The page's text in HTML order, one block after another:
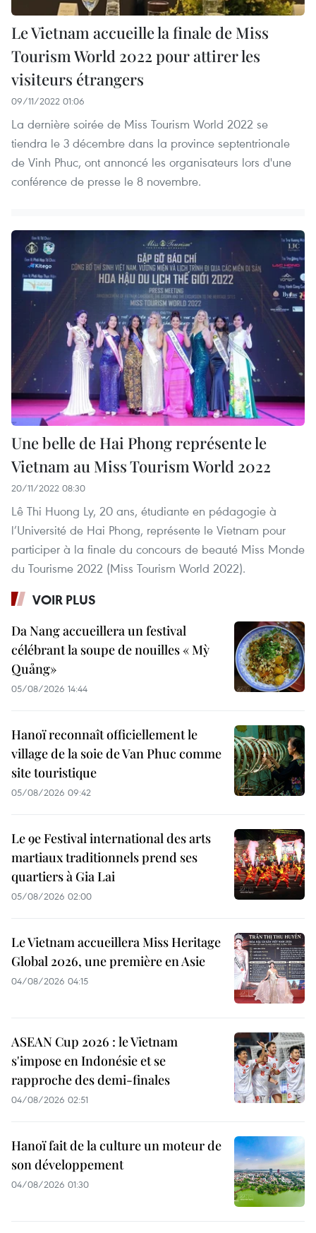
Le Vietnam accueille la finale de Miss
Tourism World 2022 pour attirer les
visiteurs étrangers
09/11/2022 01:06
La dernière soirée de Miss Tourism World 2022 se
tiendra le 3 décembre dans la province septentrionale
de Vinh Phuc, ont annoncé les organisateurs lors d'une
conférence de presse le 8 novembre.
Une belle de Hai Phong représente le
Vietnam au Miss Tourism World 2022
20/11/2022 08:30
Lê Thi Huong Ly, 20 ans, étudiante en pédagogie à
l’Université de Hai Phong, représente le Vietnam pour
participer à la finale du concours de beauté Miss Monde
du Tourisme 2022 (Miss Tourism World 2022).
VOIR PLUS
Da Nang accueillera un festival
célébrant la soupe de nouilles « Mỳ
Quảng»
05/08/2026 14:44
Hanoï reconnaît officiellement le
village de la soie de Van Phuc comme
site touristique
05/08/2026 09:42
Le 9e Festival international des arts
martiaux traditionnels prend ses
quartiers à Gia Lai
05/08/2026 02:00
Le Vietnam accueillera Miss Heritage
Global 2026, une première en Asie
04/08/2026 04:15
ASEAN Cup 2026 : le Vietnam
s'impose en Indonésie et se
rapproche des demi-finales
04/08/2026 02:51
Hanoï fait de la culture un moteur de
son développement
04/08/2026 01:30